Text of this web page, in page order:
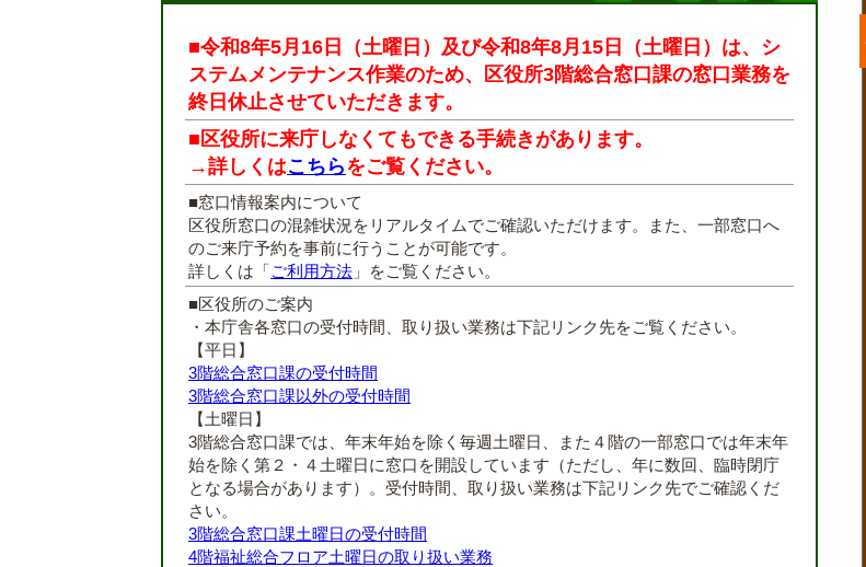
■令和8年5月16日（土曜日）及び令和8年8月15日（土曜日）は、シ
ステムメンテナンス作業のため、区役所3階総合窓口課の窓口業務を
終日休止させていただきます。
■区役所に来庁しなくてもできる手続きがあります。
→詳しくはこちらをご覧ください。
■窓口情報案内について
区役所窓口の混雑状況をリアルタイムでご確認いただけます。また、一部窓口へ
のご来庁予約を事前に行うことが可能です。
詳しくは「ご利用方法 」をご覧ください。
■区役所のご案内
・本庁舎各窓口の受付時間、取り扱い業務は下記リンク先をご覧ください。
【平日】
3階総合窓口課の受付時間
3階総合窓口課以外の受付時間
【土曜日】
3階総合窓口課では、年末年始を除く毎週土曜日、また４階の一部窓口では年末年
始を除く第２・４土曜日に窓口を開設しています（ただし、年に数回、臨時閉庁
となる場合があります）。受付時間、取り扱い業務は下記リンク先でご確認くだ
さい。
3階総合窓口課土曜日の受付時間
4階福祉総合フロア土曜日の取り扱い業務